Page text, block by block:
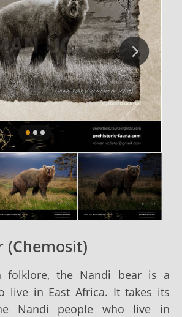
(Chemosit)
folklore, the Nandi bear is a
live in East Africa. It takes its
Nandi people who live in